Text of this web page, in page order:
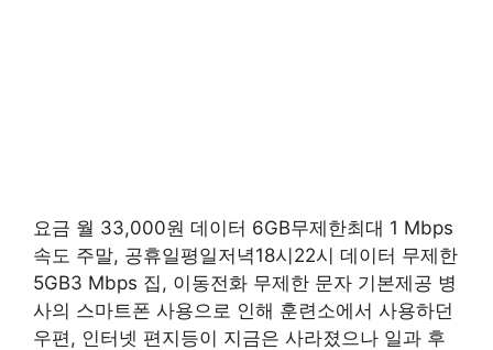
요금 월 33,000원 데이터 6GB무제한최대 1 Mbps
속도 주말, 공휴일평일저녁18시22시 데이터 무제한
5GB3 Mbps 집, 이동전화 무제한 문자 기본제공 병
사의 스마트폰 사용으로 인해 훈련소에서 사용하던
우편, 인터넷 편지등이 지금은 사라졌으나 일과 후